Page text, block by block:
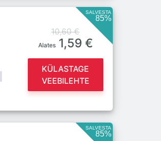
SALVESTA
85%
10,60 €
Alates1,59 €
KÜLASTAGE
VEEBILEHTE
SALVESTA
85%